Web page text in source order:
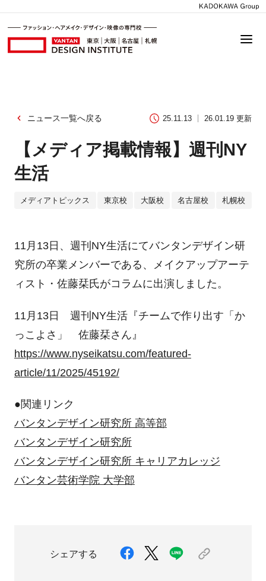
ニュース一覧へ戻る 25.11.13 26.01.19 更新
【メディア掲載情報】週刊NY
生活
メディアトピックス 東京校 大阪校 名古屋校 札幌校
11月13日、週刊NY生活にてバンタンデザイン研
究所の卒業メンバーである、メイクアップアーテ
ィスト・佐藤栞氏がコラムに出演しました。
11月13日 週刊NY生活『チームで作り出す「か
っこよさ」 佐藤栞さん』
https://www.nyseikatsu.com/featured-
article/11/2025/45192/
●関連リンク
バンタンデザイン研究所 高等部
バンタンデザイン研究所
バンタンデザイン研究所 キャリアカレッジ
バンタン芸術学院 大学部
シェアする